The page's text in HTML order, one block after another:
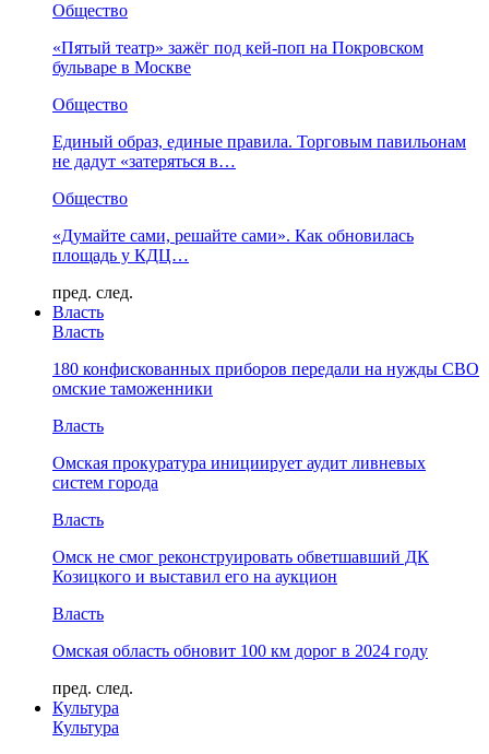
Общество
«Пятый театр» зажёг под кей-поп на Покровском
бульваре в Москве
Общество
Единый образ, единые правила. Торговым павильонам
не дадут «затеряться в…
Общество
«Думайте сами, решайте сами». Как обновилась
площадь у КДЦ…
пред. след.
Власть
Власть
180 конфискованных приборов передали на нужды СВО
омские таможенники
Власть
Омская прокуратура инициирует аудит ливневых
систем города
Власть
Омск не смог реконструировать обветшавший ДК
Козицкого и выставил его на аукцион
Власть
Омская область обновит 100 км дорог в 2024 году
пред. след.
Культура
Культура